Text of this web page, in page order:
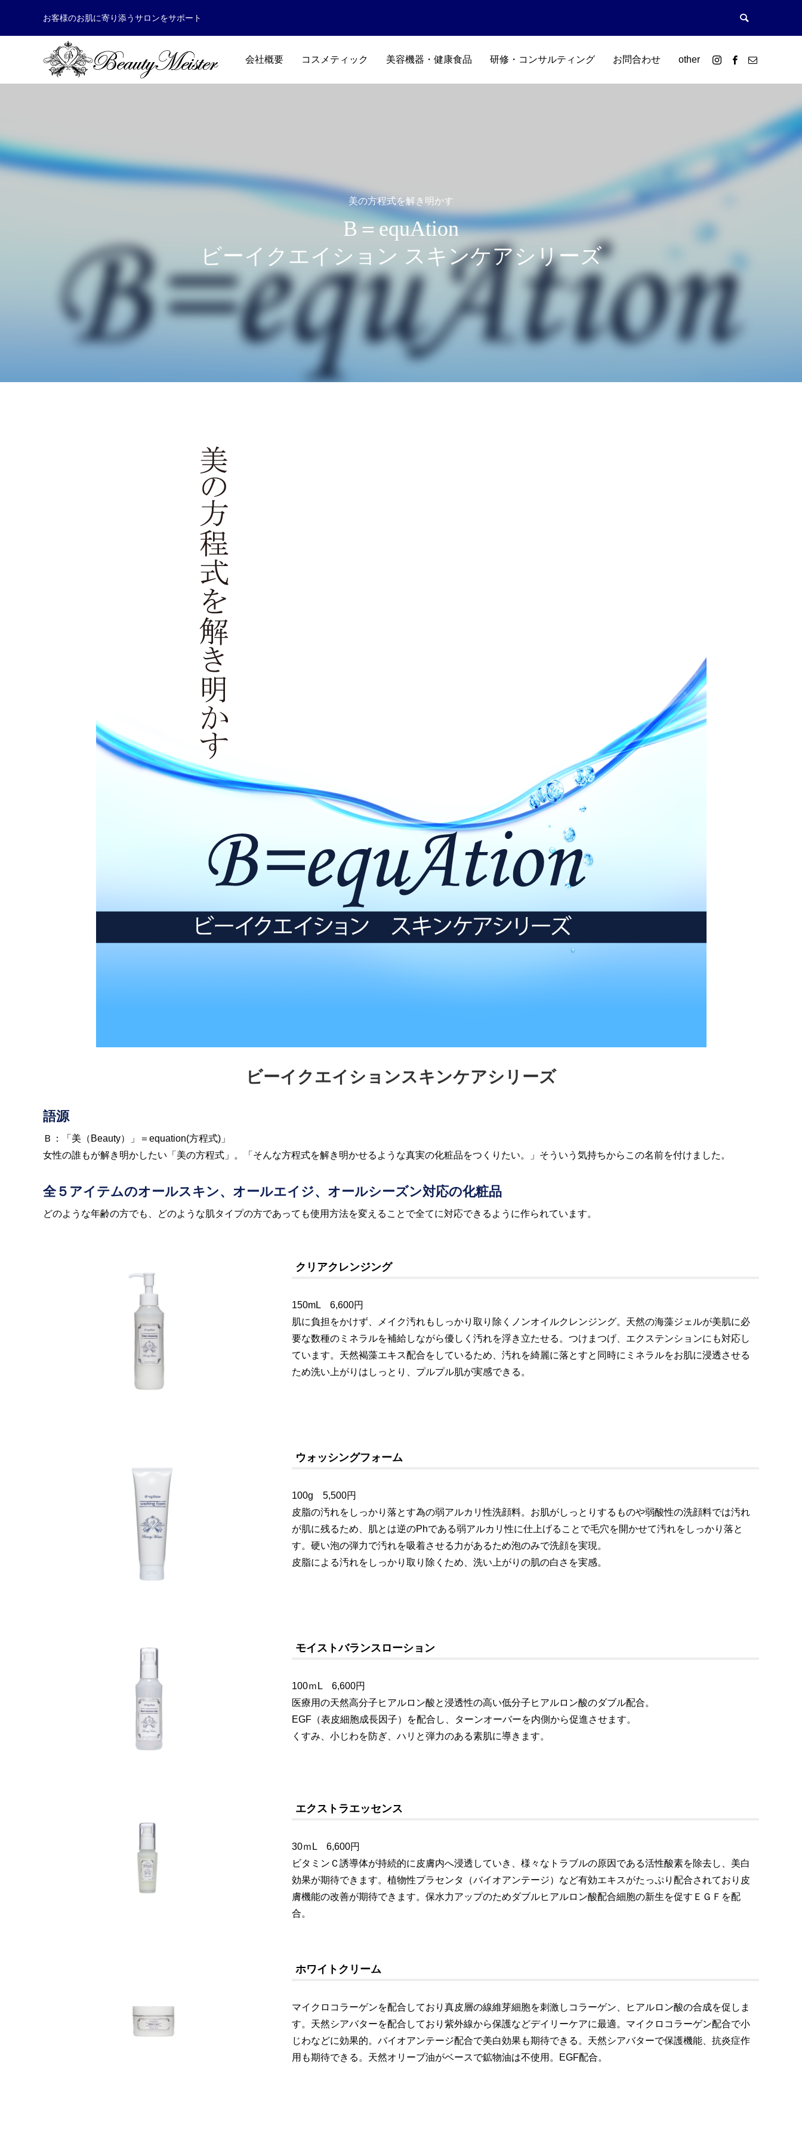
お客様のお肌に寄り添うサロンをサポート
会社概要 コスメティック 美容機器・健康食品 研修・コンサルティング お問合わせ other
美の方程式を解き明かす
B＝equAtion
ビーイクエイション スキンケアシリーズ
ビーイクエイションスキンケアシリーズ
語源
Ｂ：「美（Beauty）」＝equation(方程式)」
女性の誰もが解き明かしたい「美の方程式」。「そんな方程式を解き明かせるような真実の化粧品をつくりたい。」そういう気持ちからこの名前を付けました。
全５アイテムのオールスキン、オールエイジ、オールシーズン対応の化粧品
どのような年齢の方でも、どのような肌タイプの方であっても使用方法を変えることで全てに対応できるように作られています。
クリアクレンジング
150mL 6,600円
肌に負担をかけず、メイク汚れもしっかり取り除くノンオイルクレンジング。天然の海藻ジェルが美肌に必
要な数種のミネラルを補給しながら優しく汚れを浮き立たせる。つけまつげ、エクステンションにも対応し
ています。天然褐藻エキス配合をしているため、汚れを綺麗に落とすと同時にミネラルをお肌に浸透させる
ため洗い上がりはしっとり、プルプル肌が実感できる。
ウォッシングフォーム
100g 5,500円
皮脂の汚れをしっかり落とす為の弱アルカリ性洗顔料。お肌がしっとりするものや弱酸性の洗顔料では汚れ
が肌に残るため、肌とは逆のPhである弱アルカリ性に仕上げることで毛穴を開かせて汚れをしっかり落と
す。硬い泡の弾力で汚れを吸着させる力があるため泡のみで洗顔を実現。
皮脂による汚れをしっかり取り除くため、洗い上がりの肌の白さを実感。
モイストバランスローション
100ｍL 6,600円
医療用の天然高分子ヒアルロン酸と浸透性の高い低分子ヒアルロン酸のダブル配合。
EGF（表皮細胞成長因子）を配合し、ターンオーバーを内側から促進させます。
くすみ、小じわを防ぎ、ハリと弾力のある素肌に導きます。
エクストラエッセンス
30ｍL 6,600円
ビタミンＣ誘導体が持続的に皮膚内へ浸透していき、様々なトラブルの原因である活性酸素を除去し、美白
効果が期待できます。植物性プラセンタ（バイオアンテージ）など有効エキスがたっぷり配合されており皮
膚機能の改善が期待できます。保水力アップのためダブルヒアルロン酸配合細胞の新生を促すＥＧＦを配
合。
ホワイトクリーム
マイクロコラーゲンを配合しており真皮層の線維芽細胞を刺激しコラーゲン、ヒアルロン酸の合成を促しま
す。天然シアバターを配合しており紫外線から保護などデイリーケアに最適。マイクロコラーゲン配合で小
じわなどに効果的。バイオアンテージ配合で美白効果も期待できる。天然シアバターで保護機能、抗炎症作
用も期待できる。天然オリーブ油がベースで鉱物油は不使用。EGF配合。